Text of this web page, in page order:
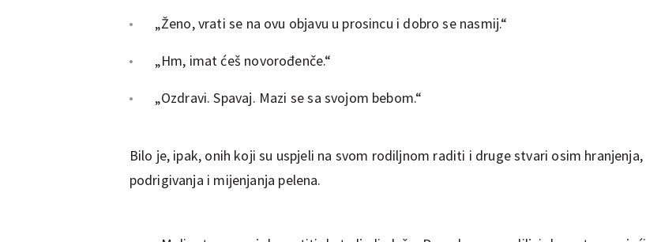
„Ženo, vrati se na ovu objavu u prosincu i dobro se nasmij.“
„Hm, imat ćeš novorođenče.“
„Ozdravi. Spavaj. Mazi se sa svojom bebom.“
Bilo je, ipak, onih koji su uspjeli na svom rodiljnom raditi i druge stvari osim hranjenja,
podrigivanja i mijenjanja pelena.